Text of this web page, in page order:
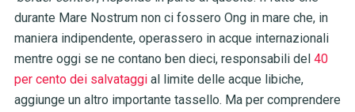
durante Mare Nostrum non ci fossero Ong in mare che, in
maniera indipendente, operassero in acque internazionali
mentre oggi se ne contano ben dieci, responsabili del 40
per cento dei salvataggial limite delle acque libiche,
aggiunge un altro importante tassello. Ma per comprendere